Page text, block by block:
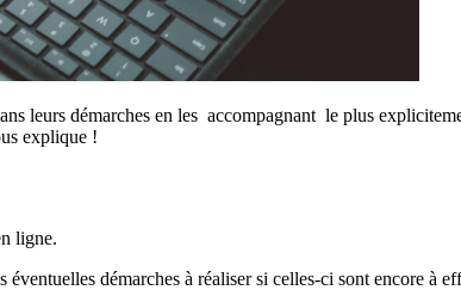
leurs démarches en les accompagnant le plus
explique !
ligne.
démarches à réaliser si celles-ci sont encore à